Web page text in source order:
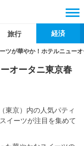
旅行 経済
ツが華やか！ホテルニュー
オータニ東京春
東京）内の人気パティ
イーツが注目を集めて